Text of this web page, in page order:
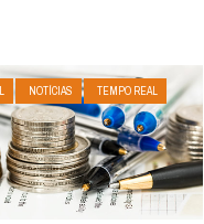
NOTÍCIAS TEMPO REAL